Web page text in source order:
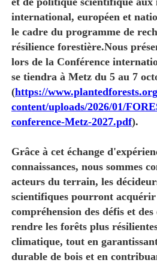
international, européen et
le cadre du programme de
résilience forestière.Nous
lors de la Conférence
se tiendra à Metz du 5 au 7
(https://
content/uploads/2026/01/
conference-Metz-2027.pdf).
Grâce à cet échange
connaissances, nous sommes
acteurs du terrain, les
scientifiques pourront
compréhension des défis et
rendre les forêts plus
climatique, tout en
durable de bois et en